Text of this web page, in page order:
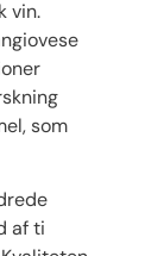
vin.
som
af ti